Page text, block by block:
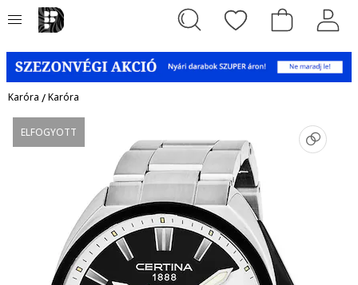
Karóra /Karóra
ELFOGYOTT